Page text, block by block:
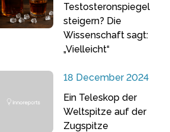
Testosteronspiegel
steigern? Die
Wissenschaft sagt:
„Vielleicht“
18 December 2024
Ein Teleskop der
Weltspitze auf der
Zugspitze